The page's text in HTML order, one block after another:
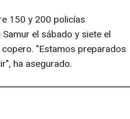
150 y 200 policías
el sábado y siete el
"Estamos preparados
ha asegurado.